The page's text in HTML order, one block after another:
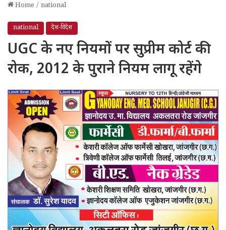
Home / national
national देश-विदेश
UGC के नए नियमों पर सुप्रीम कोर्ट की
रोक, 2012 के पुराने नियम लागू रहेंगे